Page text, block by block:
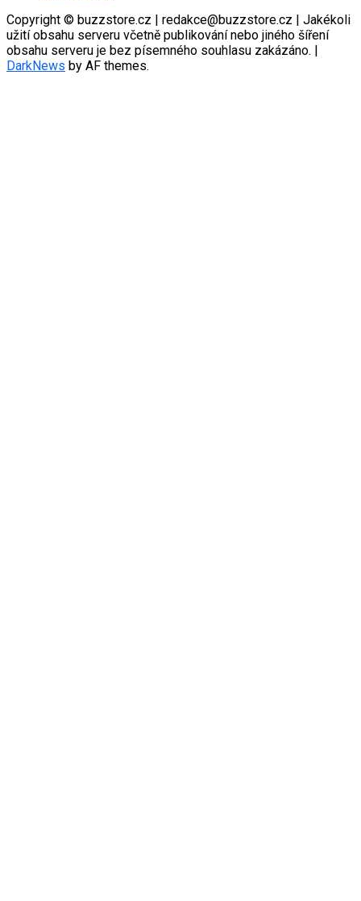
Copyright © buzzstore.cz | redakce@buzzstore.cz | Jakékoli
užití obsahu serveru včetně publikování nebo jiného šíření
obsahu serveru je bez písemného souhlasu zakázáno. |
DarkNews by AF themes.